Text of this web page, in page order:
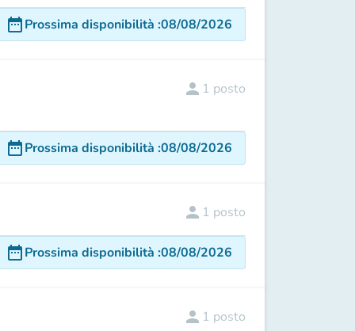
date_rangeProssima disponibilità :08/08/2026
person 1 posto
date_rangeProssima disponibilità :08/08/2026
person 1 posto
date_rangeProssima disponibilità :08/08/2026
person 1 posto